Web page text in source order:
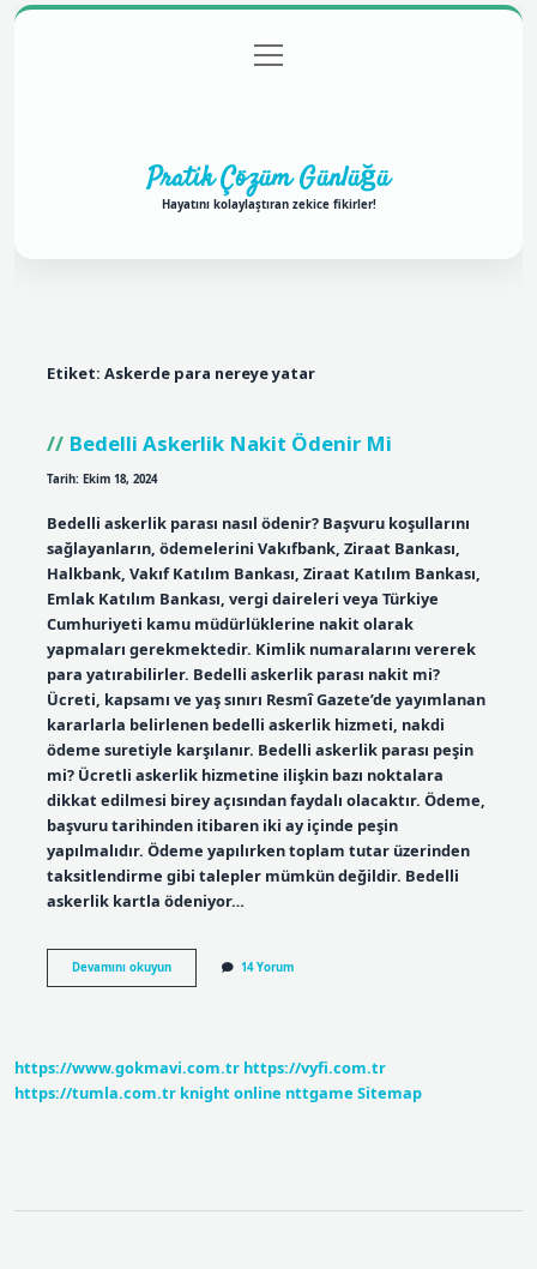
Gizlilik Politikası
menüyü
aç
Pratik Çözüm Günlüğü
Hayatını kolaylaştıran zekice fikirler!
Etiket: Askerde para nereye yatar
Bedelli Askerlik Nakit Ödenir Mi
Tarih: Ekim 18, 2024
Bedelli askerlik parası nasıl ödenir? Başvuru koşullarını
sağlayanların, ödemelerini Vakıfbank, Ziraat Bankası,
Halkbank, Vakıf Katılım Bankası, Ziraat Katılım Bankası,
Emlak Katılım Bankası, vergi daireleri veya Türkiye
Cumhuriyeti kamu müdürlüklerine nakit olarak
yapmaları gerekmektedir. Kimlik numaralarını vererek
para yatırabilirler. Bedelli askerlik parası nakit mi?
Ücreti, kapsamı ve yaş sınırı Resmî Gazete’de yayımlanan
kararlarla belirlenen bedelli askerlik hizmeti, nakdi
ödeme suretiyle karşılanır. Bedelli askerlik parası peşin
mi? Ücretli askerlik hizmetine ilişkin bazı noktalara
dikkat edilmesi birey açısından faydalı olacaktır. Ödeme,
başvuru tarihinden itibaren iki ay içinde peşin
yapılmalıdır. Ödeme yapılırken toplam tutar üzerinden
taksitlendirme gibi talepler mümkün değildir. Bedelli
askerlik kartla ödeniyor…
Devamını okuyunBedelli
Askerlik
14 Yorum
https://www.gokmavi.com.tr https://vyfi.com.tr
https://tumla.com.tr knight online nttgame Sitemap